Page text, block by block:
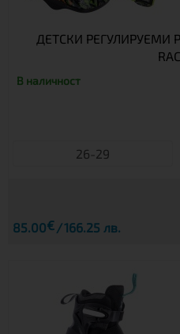
ДЕТСКИ РЕГУЛИРУЕМИ
В наличност
26-29
85.00€ 166.25 лв.